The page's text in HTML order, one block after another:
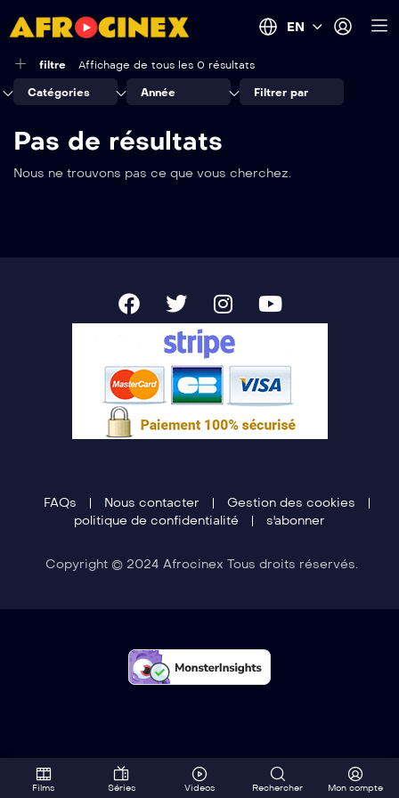
EN
filtre Affichage de tous les 0 résultats
Catégories Année Filtrer par
Pas de résultats
Nous ne trouvons pas ce que vous cherchez.
FAQs Nous contacter
Gestion des cookies
politique de confidentialité
s'abonner
Copyright © 2024 Afrocinex Tous droits réservés.
Films Séries Videos Rechercher Mon compte